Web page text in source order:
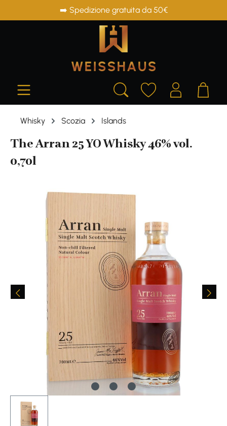
➡️ Spedizione gratuita da 50€
Whisky Scozia Islands
The Arran 25 YO Whisky 46% vol.
0,70l
Skip image gallery